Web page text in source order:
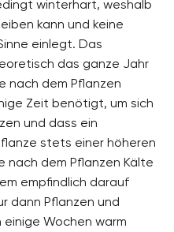
winterhart, weshalb
kann und keine
einlegt. Das
das ganze Jahr
nach dem Pflanzen
Zeit benötigt, um sich
und dass ein
stets einer höheren
nach dem Pflanzen Kälte
empfindlich darauf
dann Pflanzen und
Wochen warm